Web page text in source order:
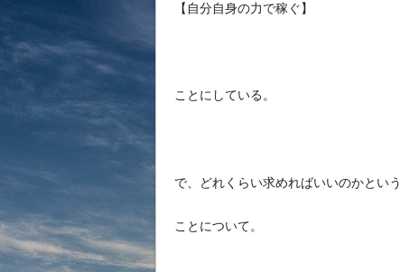
【自分自身の力で稼ぐ】
ことにしている。
で、どれくらい求めればいいのかという
ことについて。